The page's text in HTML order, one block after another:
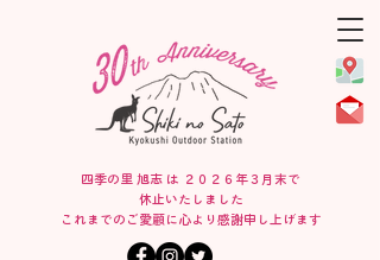
四季の里 旭志 は ２０２６年３月末で
休止いたしました
​これまでのご愛顧に心より感謝申し上げます